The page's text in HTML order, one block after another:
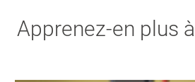
Apprenez-en plus